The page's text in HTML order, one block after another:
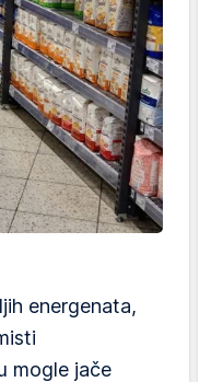
energenata,
mogle jače